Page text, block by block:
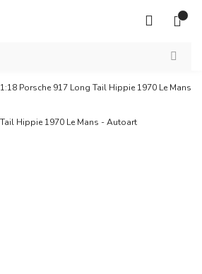
1:18 Porsche 917 Long Tail Hippie 1970 Le Mans -